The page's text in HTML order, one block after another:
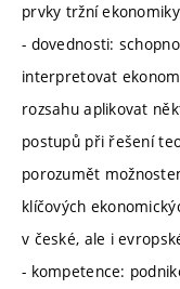
prvky tržní
- dovednosti:
interpretovat
rozsahu aplikovat
postupů při řešení
porozumět
klíčových
v české, ale i
- kompetence: